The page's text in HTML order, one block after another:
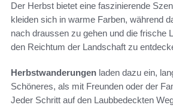
Der Herbst bietet eine faszinierende
kleiden sich in warme Farben, während
nach draussen zu gehen und die frische
den Reichtum der Landschaft zu
Herbstwanderungen laden dazu ein,
Schöneres, als mit Freunden oder der
Jeder Schritt auf den Laubbedeckten